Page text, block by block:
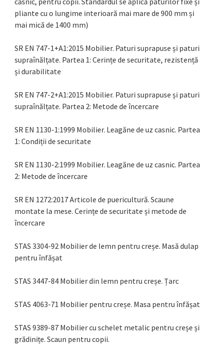
pliante cu o lungime interioară mai mare de 900 mm și
mai mică de 1400 mm)
SR EN 747-1+A1:2015 Mobilier. Paturi suprapuse și paturi
supraînălțate. Partea 1: Cerințe de securitate, rezistență
și durabilitate
SR EN 747-2+A1:2015 Mobilier. Paturi suprapuse și paturi
supraînălțate. Partea 2: Metode de încercare
SR EN 1130-1:1999 Mobilier. Leagăne de uz casnic. Partea
1: Condiții de securitate
SR EN 1130-2:1999 Mobilier. Leagăne de uz casnic. Partea
2: Metode de încercare
SR EN 1272:2017 Articole de puericultură. Scaune
montate la mese. Cerințe de securitate și metode de
încercare
STAS 3304-92 Mobilier de lemn pentru creșe. Masă dulap
pentru înfășat
STAS 3447-84 Mobilier din lemn pentru creșe. Țarc
STAS 4063-71 Mobilier pentru creșe. Masa pentru înfășat
STAS 9389-87 Mobilier cu schelet metalic pentru creșe și
grădinițe. Scaun pentru copii.